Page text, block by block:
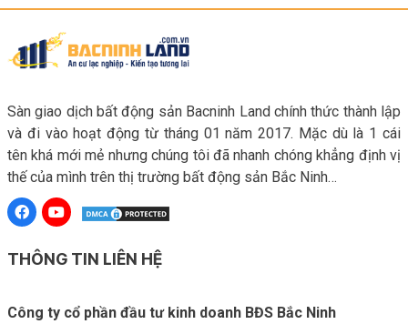
Sàn giao dịch bất động sản Bacninh Land chính thức thành lập
và đi vào hoạt động từ tháng 01 năm 2017. Mặc dù là 1 cái
tên khá mới mẻ nhưng chúng tôi đã nhanh chóng khẳng định vị
thế của mình trên thị trường bất động sản Bắc Ninh…
THÔNG TIN LIÊN HỆ
Công ty cổ phần đầu tư kinh doanh BĐS Bắc Ninh